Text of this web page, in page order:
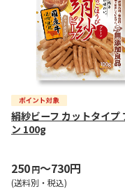
絹紗ビーフ カットタイプ
ン 100g
250円～730円
(送料別・税込)